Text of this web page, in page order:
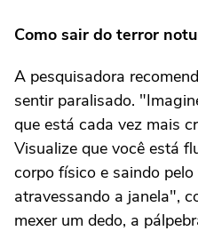
Como sair do terror
A pesquisadora
sentir paralisado.
que está cada vez mais
Visualize que você está
corpo físico e saindo
atravessando a janela",
mexer um dedo, a